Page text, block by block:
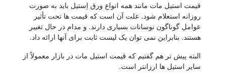
قیمت استیل مات مانند همه انواع ورق اِستیل باید به صورت
روزانه استعلام شود. علت آن است که قیمت ها تحت تأثیر
عوامل گوناگون نوسانات بسیاری دارند. و مدام در حال تغییر
هستند. بنابراین نمی توان یک لیست ثابت برای آنها ارائه داد.
البته پیش تر هم گفتیم که قیمت استیل مات در بازار معمولاً از
سایر استیل ها ارزانتر است.